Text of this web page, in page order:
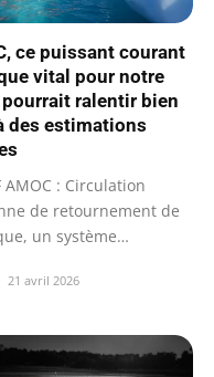
ce puissant courant
vital pour notre
ralentir bien
des estimations
AMOC : Circulation
de retournement de
un système
21 avril 2026